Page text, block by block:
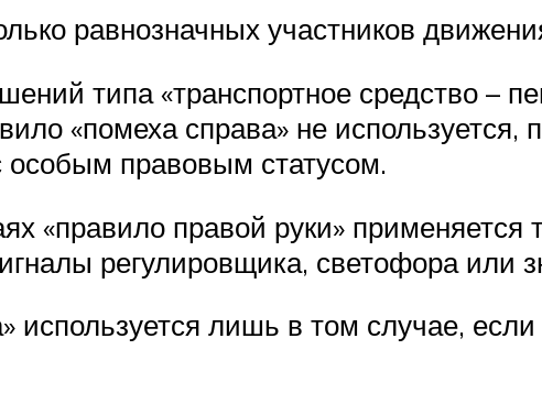
равнозначных участников
типа «транспортное средство –
«помеха справа» не
правовым статусом.
«правило правой руки» применяется
регулировщика, светофора или
используется лишь в том случае,